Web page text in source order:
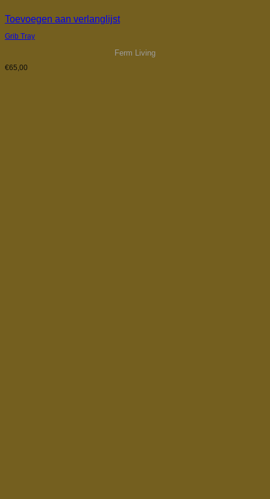
Toevoegen aan verlanglijst
Grib Tray
Ferm Living
€65,00